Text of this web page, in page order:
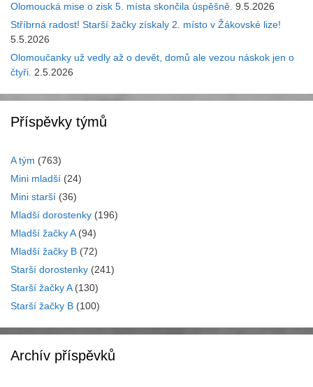
Olomoucká mise o zisk 5. místa skončila úspěšně. 9.5.2026
Stříbrná radost! Starší žačky získaly 2. místo v Žákovské lize!
5.5.2026
Olomoučanky už vedly až o devět, domů ale vezou náskok jen o
čtyři. 2.5.2026
Příspěvky týmů
A tým (763)
Mini mladší (24)
Mini starší (36)
Mladší dorostenky (196)
Mladší žačky A(94)
Mladší žačky B (72)
Starší dorostenky (241)
Starší žačky A(130)
Starší žačky B (100)
Archív příspěvků